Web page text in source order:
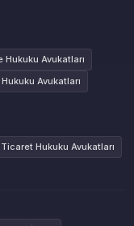
Hukuku Avukatları
Avukatları
Hukuku Avukatları